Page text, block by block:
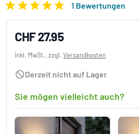
1 Bewertungen
CHF 27.95
inkl. MwSt., zzgl. Versandkosten
Derzeit nicht auf Lager
Sie mögen vielleicht auch?